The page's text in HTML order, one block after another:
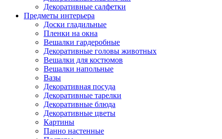
Декоративные салфетки
Предметы интерьера
Доски гладильные
Пленки на окна
Вешалки гардеробные
Декоративные головы животных
Вешалки для костюмов
Вешалки напольные
Вазы
Декоративная посуда
Декоративные тарелки
Декоративные блюда
Декоративные цветы
Картины
Панно настенные